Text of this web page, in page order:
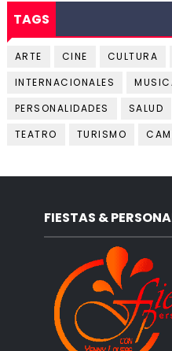
TAGS
ARTE CINE CULTURA
INTERNACIONALES
PERSONALIDADES
SALUD
TEATRO
TURISMO
FIESTAS &